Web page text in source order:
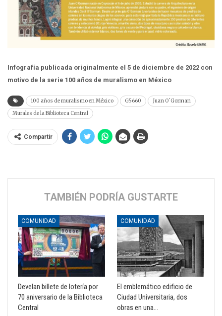
Infografía publicada originalmente el 5 de diciembre de 2022 con
motivo de la serie 100 años de muralismo en México
100 años de muralismo en México G5660
Juan O´Gorman
Murales de la Biblioteca Central
Compartir
TAMBIÉN PODRÍA GUSTARTE
COMUNIDAD
Develan billete de lotería por
70 aniversario de la Biblioteca
Central
COMUNIDAD
El emblemático edificio de
Ciudad Universitaria, dos
obras en una…